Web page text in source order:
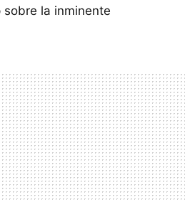
la inminente